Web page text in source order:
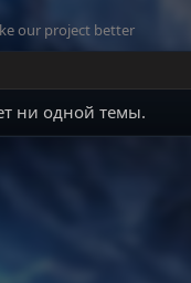
our project better
ни одной темы.